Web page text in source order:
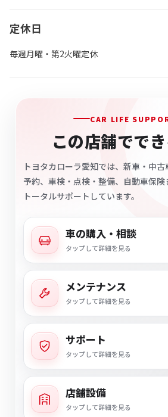
定休日
毎週月曜・第2火曜定休
CAR LIFE
この店舗でで
トヨタカローラ愛知では、新車・中
予約、車検・点検・整備、自動車保
トータルサポートしています。
車の購入・相談
タップして詳細を見る
メンテナンス
タップして詳細を見る
サポート
タップして詳細を見る
店舗設備
タップして詳細を見る